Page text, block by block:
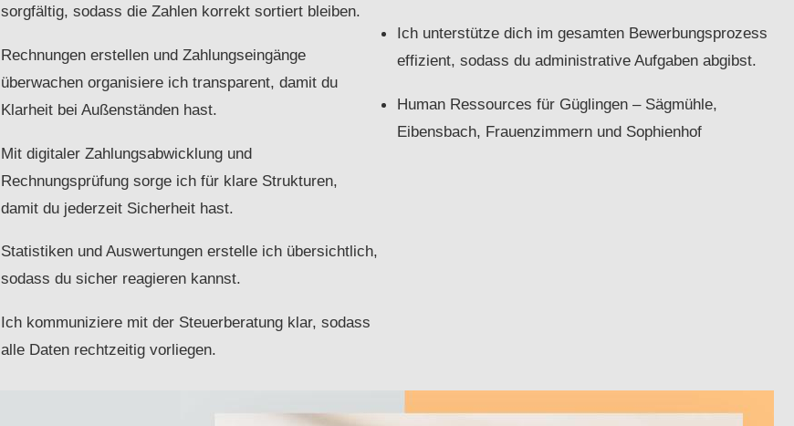
sorgfältig, sodass die Zahlen korrekt sortiert bleiben.
Rechnungen erstellen und Zahlungseingänge
überwachen organisiere ich transparent, damit du
Klarheit bei Außenständen hast.
Mit digitaler Zahlungsabwicklung und
Rechnungsprüfung sorge ich für klare Strukturen,
damit du jederzeit Sicherheit hast.
Statistiken und Auswertungen erstelle ich übersichtlich,
sodass du sicher reagieren kannst.
Ich kommuniziere mit der Steuerberatung klar, sodass
alle Daten rechtzeitig vorliegen.
Ich unterstütze dich im gesamten Bewerbungsprozess
effizient, sodass du administrative Aufgaben abgibst.
Human Ressources für Güglingen – Sägmühle,
Eibensbach, Frauenzimmern und Sophienhof